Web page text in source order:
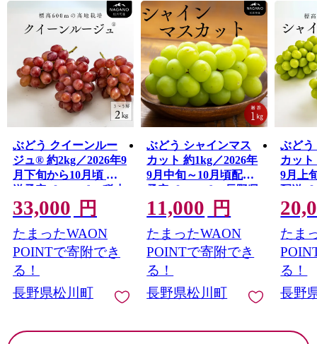
「りんごワイン・シードル特区」でもある松川町。
町内の醸造所は3つに増え、さまざまな味わいのワイン、
シードルが揃います。
新鮮なくだものを使ったジュースやこだわりのスイーツ
はもちろん、安心安全にこだわったお米や豚肉など、お
いしい特産品がたくさんあります。
町営温泉施設「清流苑」、森林セラピー基地「およりて
の森」、信州のサンセットポイント百選にも選ばれた
「観陽丘」などの自然に囲まれた観光スポットや、城
跡・台城公園の「台城つつじ祭り」、７年毎行われる伝
統行事「御柱祭」などの地域の行事も魅力です。
ぶどう クイーンルー
ジュ® 約2kg／2026年9
月下旬から10月頃 配
送予定［TK08］//稀少
新品種 長野県 南信州
高糖度 葡萄 クインル
ージュ 甘い 種なし 皮
ごと 先行予約
33,000 円
たまったWAON
POINTで寄附でき
る！
長野県松川町
ぶどう シャインマス
カット 約1kg／2026年
9月中旬～10月頃配送
予定［TK09］//長野県
松川町産 南信州 葡萄
ブドウ 種なし 高品質
2～3房 高糖度 高地栽
培 シャインマスカッ
ト 1kg
11,000 円
たまったWAON
POINTで寄附でき
る！
長野県松川町
ぶどう
カット
9月上
配送［
南信州
ャイン
品質
栽培
たま
る！
長野